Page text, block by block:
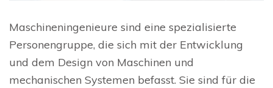
Maschineningenieure sind eine spezialisierte
Personengruppe, die sich mit der Entwicklung
und dem Design von Maschinen und
mechanischen Systemen befasst. Sie sind für die